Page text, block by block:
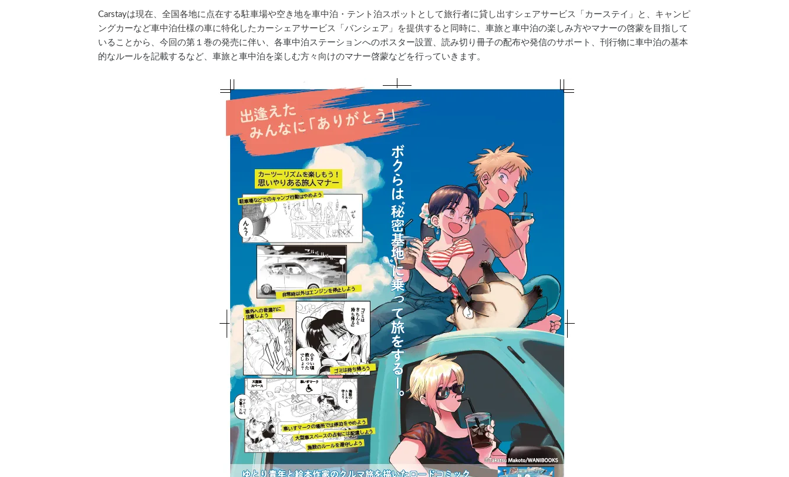
Carstayは現在、全国各地に点在する駐車場や空き地を車中泊・テント泊スポットとして旅行者に貸し出すシェアサービス 「カーステイ 」と、キャンピ
ングカーなど車中泊仕様の車に特化したカーシェアサービス「バンシェア」を提供すると同時に 、車旅と車中泊の楽しみ方やマナーの啓蒙を目指して
いることから、今回の第１巻の発売に伴い、各車中泊ステーションへのポスター設置、読み切り冊子の配布や発信のサポート、刊行物に車中泊の基本
的なルールを記載するなど、車旅と車中泊を楽しむ方々向けのマナー啓蒙などを行っていきます。